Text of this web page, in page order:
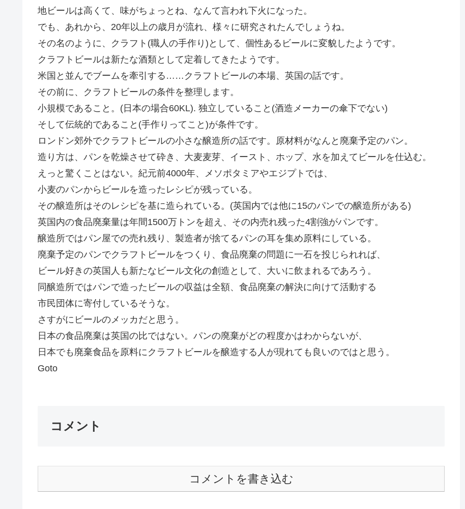
地ビールは高くて、味がちょっとね、なんて言われ下火になった。
でも、あれから、20年以上の歳月が流れ、様々に研究されたんでしょうね。
その名のように、クラフト(職人の手作り)として、個性あるビールに変貌したようです。
クラフトビールは新たな酒類として定着してきたようです。
米国と並んでブームを牽引する……クラフトビールの本場、英国の話です。
その前に、クラフトビールの条件を整理します。
小規模であること。(日本の場合60KL). 独立していること(酒造メーカーの傘下でない)
そして伝統的であること(手作りってこと)が条件です。
ロンドン郊外でクラフトビールの小さな醸造所の話です。原材料がなんと廃棄予定のパン。
造り方は、パンを乾燥させて砕き、大麦麦芽、イースト、ホップ、水を加えてビールを仕込む。
えっと驚くことはない。紀元前4000年、メソポタミアやエジプトでは、
小麦のパンからビールを造ったレシピが残っている。
その醸造所はそのレシピを基に造られている。(英国内では他に15のパンでの醸造所がある)
英国内の食品廃棄量は年間1500万トンを超え、その内売れ残った4割強がパンです。
醸造所ではパン屋での売れ残り、製造者が捨てるパンの耳を集め原料にしている。
廃棄予定のパンでクラフトビールをつくり、食品廃棄の問題に一石を投じられれば、
ビール好きの英国人も新たなビール文化の創造として、大いに飲まれるであろう。
同醸造所ではパンで造ったビールの収益は全額、食品廃棄の解決に向けて活動する
市民団体に寄付しているそうな。
さすがにビールのメッカだと思う。
日本の食品廃棄は英国の比ではない。パンの廃棄がどの程度かはわからないが、
日本でも廃棄食品を原料にクラフトビールを醸造する人が現れても良いのではと思う。
Goto
コメント
コメントを書き込む